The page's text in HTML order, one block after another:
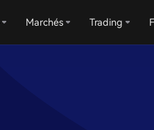
Marchés Trading